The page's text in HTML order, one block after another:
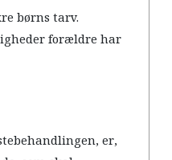
børns tarv.
forældre har
er,